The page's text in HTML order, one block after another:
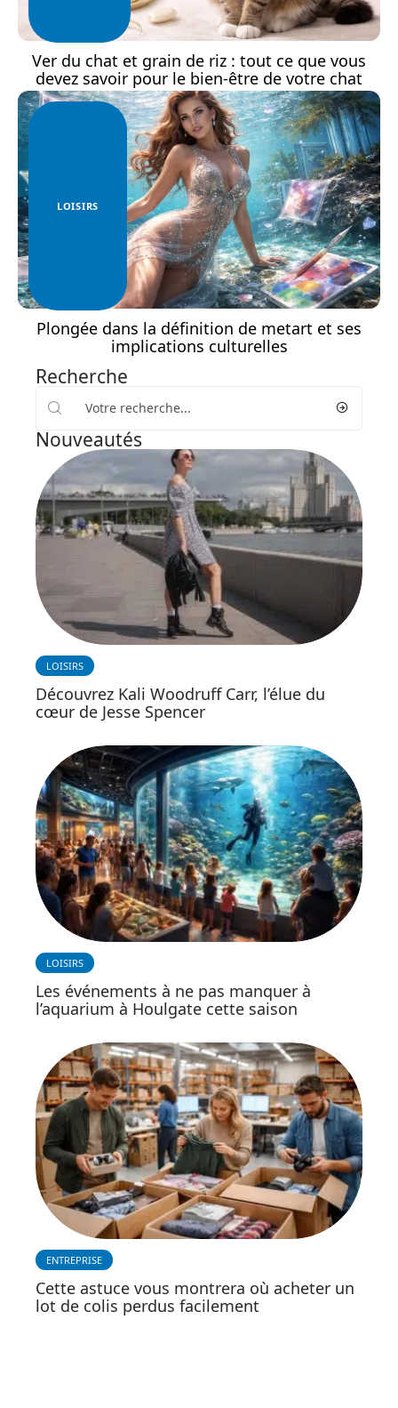
Ver du chat et grain de riz : tout ce que vous
devez savoir pour le bien-être de votre chat
LOISIRS
Plongée dans la définition de metart et ses
implications culturelles
Recherche
Nouveautés
LOISIRS
Découvrez Kali Woodruff Carr, l’élue du
cœur de Jesse Spencer
LOISIRS
Les événements à ne pas manquer à
l’aquarium à Houlgate cette saison
ENTREPRISE
Cette astuce vous montrera où acheter un
lot de colis perdus facilement